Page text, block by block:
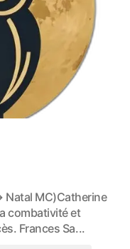
Natal MC)Catherine
combativité et
Frances Sa...